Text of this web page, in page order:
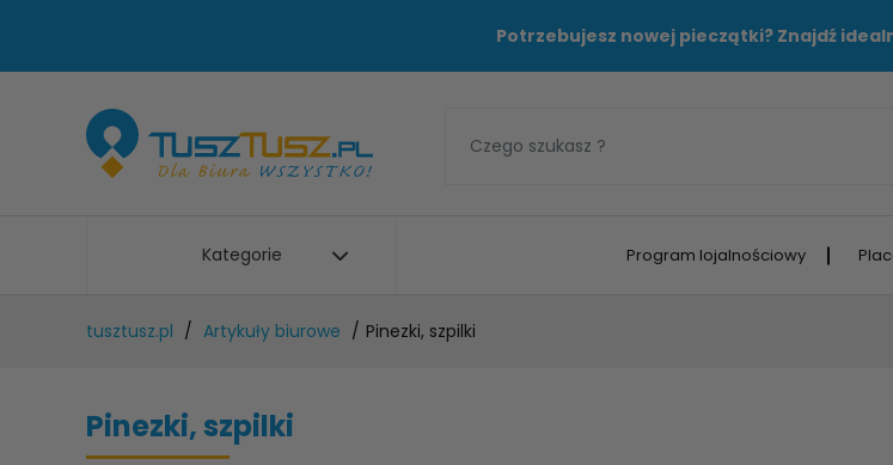
Potrzebujesz nowej pieczątki? Znajdź
Kategorie Program lojalnościowy
tusztusz.pl Artykuły biurowe Pinezki, szpilki
Pinezki, szpilki